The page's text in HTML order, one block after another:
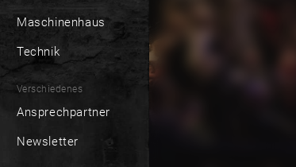
Maschinenhaus
Technik
Verschiedenes
Ansprechpartner
Newsletter